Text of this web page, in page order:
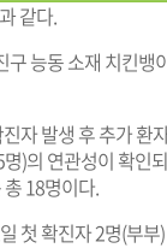
같다.
능동 소재 치킨뱅
자 발생 후 추가 환
)의 연관성이 확인
18명이다.
첫 확진자 2명(부